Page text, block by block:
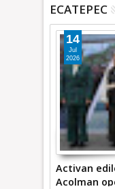
ECATEPEC
Activan
Acolman
14
Jul
2026